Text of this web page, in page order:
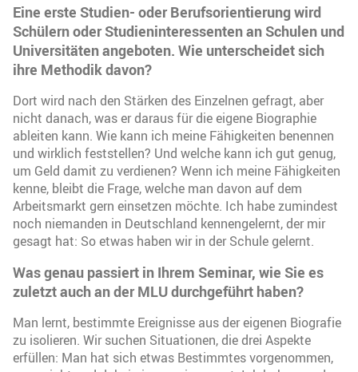
Eine erste Studien- oder Berufsorientierung wird
Schülern oder Studieninteressenten an Schulen und
Universitäten angeboten. Wie unterscheidet sich
ihre Methodik davon?
Dort wird nach den Stärken des Einzelnen gefragt, aber
nicht danach, was er daraus für die eigene Biographie
ableiten kann. Wie kann ich meine Fähigkeiten benennen
und wirklich feststellen? Und welche kann ich gut genug,
um Geld damit zu verdienen? Wenn ich meine Fähigkeiten
kenne, bleibt die Frage, welche man davon auf dem
Arbeitsmarkt gern einsetzen möchte. Ich habe zumindest
noch niemanden in Deutschland kennengelernt, der mir
gesagt hat: So etwas haben wir in der Schule gelernt.
Was genau passiert in Ihrem Seminar, wie Sie es
zuletzt auch an der MLU durchgeführt haben?
Man lernt, bestimmte Ereignisse aus der eigenen Biografie
zu isolieren. Wir suchen Situationen, die drei Aspekte
erfüllen: Man hat sich etwas Bestimmtes vorgenommen,